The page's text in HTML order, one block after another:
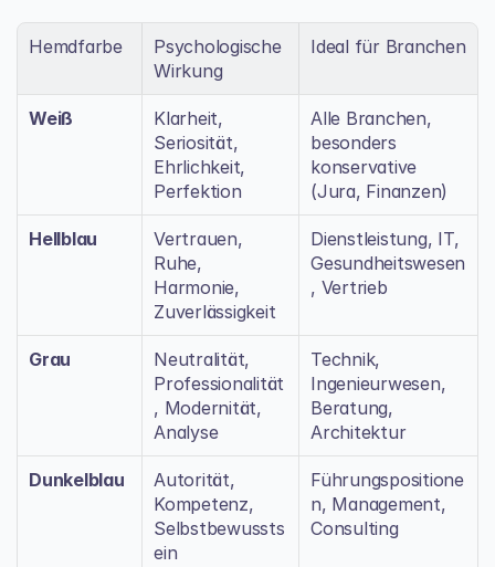
Hemdfarbe
Psychologische
Wirkung
Ideal für Branchen
Weiß
Klarheit,
Seriosität,
Ehrlichkeit,
Perfektion
Alle Branchen,
besonders
konservative
(Jura, Finanzen)
Hellblau
Vertrauen,
Ruhe,
Harmonie,
Zuverlässigkeit
Dienstleistung, IT,
Gesundheitswesen
, Vertrieb
Grau
Neutralität,
Professionalität
, Modernität,
Analyse
Technik,
Ingenieurwesen,
Beratung,
Architektur
Dunkelblau
Autorität,
Kompetenz,
Selbstbewussts
ein
Führungspositione
n, Management,
Consulting